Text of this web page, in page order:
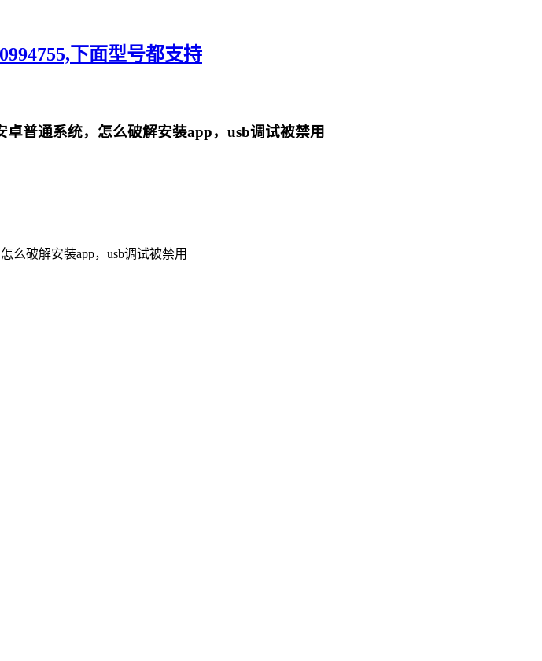
下面型号都支持
普通系统，怎么破解安装app，usb调试被禁用
么破解安装app，usb调试被禁用